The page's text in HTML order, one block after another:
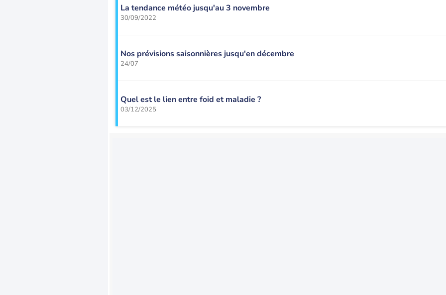
La tendance météo jusqu'au 3 novembre
30/09/2022
Nos prévisions saisonnières jusqu'en décembre
24/07
Quel est le lien entre foid et maladie ?
03/12/2025